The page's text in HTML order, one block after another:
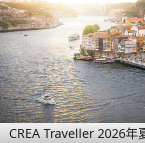
CREA Traveller 2026